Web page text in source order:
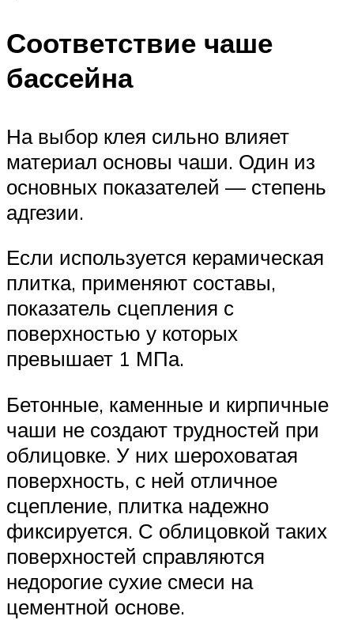
Соответствие чаше
бассейна
На выбор клея сильно влияет
материал основы чаши. Один из
основных показателей — степень
адгезии.
Если используется керамическая
плитка, применяют составы,
показатель сцепления с
поверхностью у которых
превышает 1 МПа.
Бетонные, каменные и кирпичные
чаши не создают трудностей при
облицовке. У них шероховатая
поверхность, с ней отличное
сцепление, плитка надежно
фиксируется. С облицовкой таких
поверхностей справляются
недорогие сухие смеси на
цементной основе.